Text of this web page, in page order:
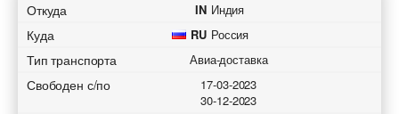
Откуда IN Индия
Куда RU Россия
Тип транспорта Авиа-доставка
Свободен с/по
17-03-2023
30-12-2023